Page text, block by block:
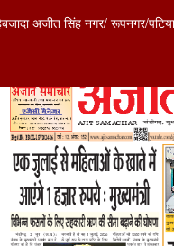
अजीत सिंह नगर/ रूपनगर/